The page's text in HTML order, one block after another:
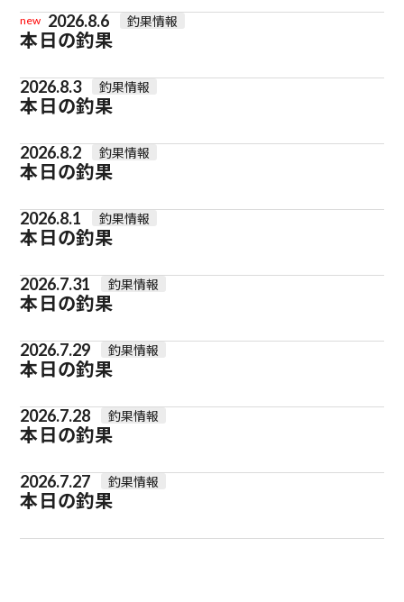
new 2026.8.6 釣果情報
本日の釣果
2026.8.3 釣果情報
本日の釣果
2026.8.2 釣果情報
本日の釣果
2026.8.1 釣果情報
本日の釣果
2026.7.31 釣果情報
本日の釣果
2026.7.29 釣果情報
本日の釣果
2026.7.28 釣果情報
本日の釣果
2026.7.27 釣果情報
本日の釣果